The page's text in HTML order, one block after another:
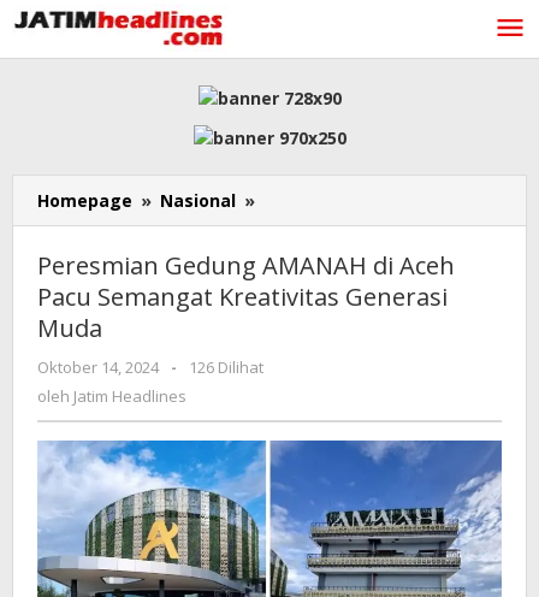
Lewati
ke
konten
Homepage » Nasional »
Gedung
di
Aceh
Kreativitas
Muda
Peresmian Gedung AMANAH di Aceh
Pacu Semangat Kreativitas Generasi
Muda
Oktober 14, 2024
oleh
-
126 Dilihat
oleh Jatim Headlines